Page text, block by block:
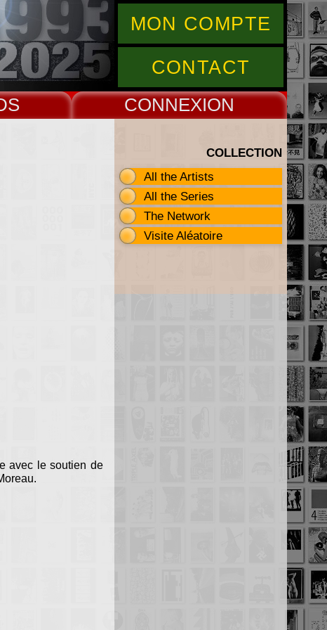
MON COMPTE
CONTACT
CONNEX
avec le soutien de
COLLECTION
All the Artists
All the Series
The Network
Visite Aléatoire